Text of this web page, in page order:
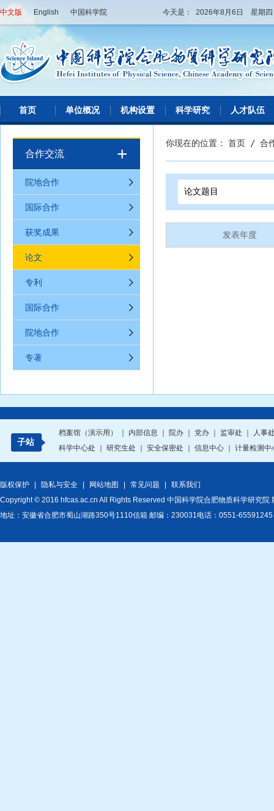
中文版 English 中国科学院 今天是： 2026年8月6日 星期
首页 单位概况 机构设置 科学研究 人才队伍
合作交流 +
院地合作
国际合作
获奖成果
论文
专利
国际合作
院地合作
专著
你现在的位置： 首页 / 合
发表年度
子站
档案馆（演示用） 内部信息 院办 党办 监审处
人事
科学中心处
研究生处 安全保密处 信息中心 计量检测
版权保护 隐私与安全 网站地图 常见问题
联系我们
Copyright © 2016 hfcas.ac.cn All Rights Reserved 中国科学院合肥物质科学研究院
地址：安徽省合肥市蜀山湖路350号1110信箱 邮编：230031电话：0551-